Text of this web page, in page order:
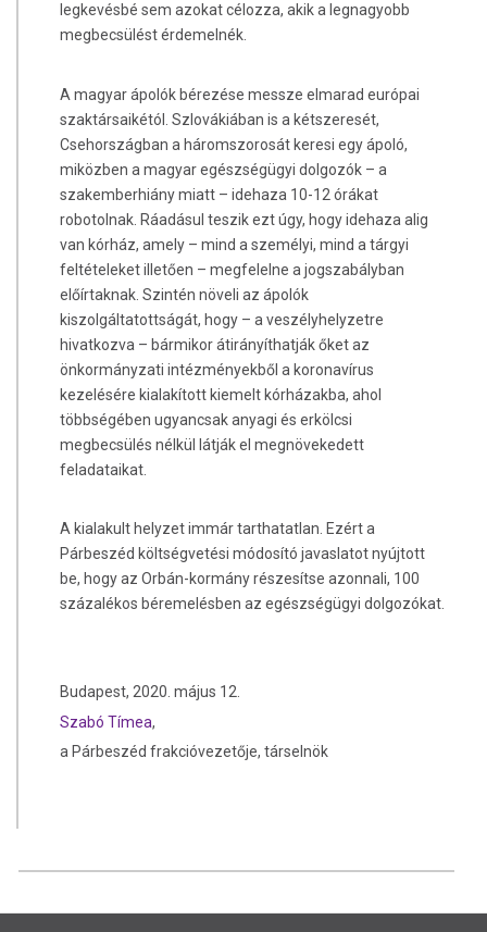
legkevésbé sem azokat célozza, akik a legnagyobb
megbecsülést érdemelnék.
A magyar ápolók bérezése messze elmarad európai
szaktársaikétól. Szlovákiában is a kétszeresét,
Csehországban a háromszorosát keresi egy ápoló,
miközben a magyar egészségügyi dolgozók – a
szakemberhiány miatt – idehaza 10-12 órákat
robotolnak. Ráadásul teszik ezt úgy, hogy idehaza alig
van kórház, amely – mind a személyi, mind a tárgyi
feltételeket illetően – megfelelne a jogszabályban
előírtaknak. Szintén növeli az ápolók
kiszolgáltatottságát, hogy – a veszélyhelyzetre
hivatkozva – bármikor átirányíthatják őket az
önkormányzati intézményekből a koronavírus
kezelésére kialakított kiemelt kórházakba, ahol
többségében ugyancsak anyagi és erkölcsi
megbecsülés nélkül látják el megnövekedett
feladataikat.
A kialakult helyzet immár tarthatatlan. Ezért a
Párbeszéd költségvetési módosító javaslatot nyújtott
be, hogy az Orbán-kormány részesítse azonnali, 100
százalékos béremelésben az egészségügyi dolgozókat.
Budapest, 2020. május 12.
Szabó Tímea,
a Párbeszéd frakcióvezetője, társelnök